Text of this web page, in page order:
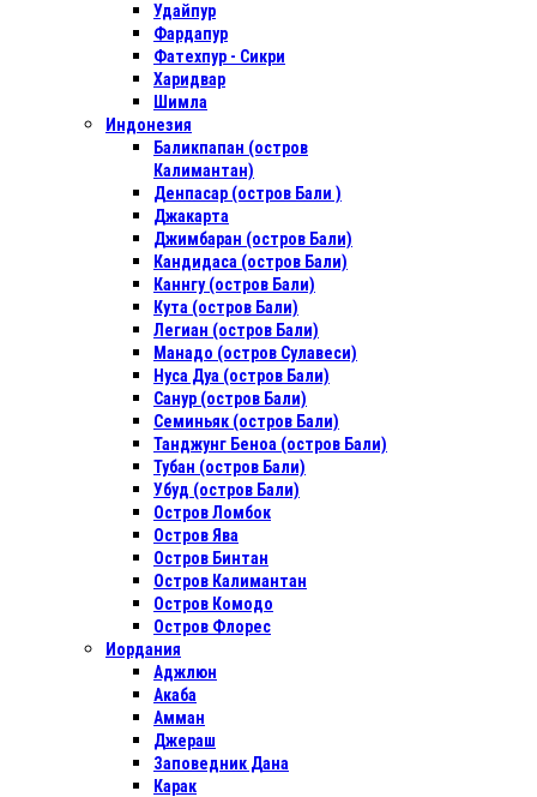
Удайпур
Фардапур
Фатехпур - Сикри
Харидвар
Шимла
Индонезия
Баликпапан (остров
Калимантан)
Денпасар (остров Бали )
Джакарта
Джимбаран (остров Бали)
Кандидаса (остров Бали)
Каннгу (остров Бали)
Кута (остров Бали)
Легиан (остров Бали)
Манадо (остров Сулавеси)
Нуса Дуа (остров Бали)
Санур (остров Бали)
Семиньяк (остров Бали)
Танджунг Беноа (остров Бали)
Тубан (остров Бали)
Убуд (остров Бали)
Остров Ломбок
Остров Ява
Остров Бинтан
Остров Калимантан
Остров Комодо
Остров Флорес
Иордания
Аджлюн
Акаба
Амман
Джераш
Заповедник Дана
Карак